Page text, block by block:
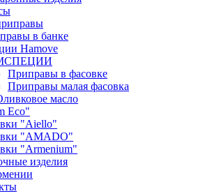
в банке
Hamove
Приправы в фасовке
Приправы малая фасовка
масло
Eco"
"Aiello"
"AMADO"
"Armenium"
изделия